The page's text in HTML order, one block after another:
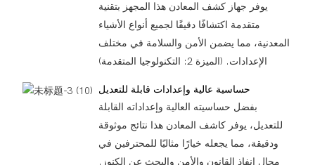
يوفر جهاز كشف المعادن هذا المجهز بتقنية
متقدمة اكتشافًا دقيقًا لجميع أنواع الأشياء
المعدنية، مما يضمن الأمن والسلامة في مختلف
الإعدادات. (الميزة 2: التكنولوجيا المتقدمة)
حساسية عالية وإعدادات قابلة للتعديل
بفضل حساسيته العالية وإعداداته القابلة
للتعديل، يوفر كاشف المعادن هذا نتائج موثوقة
ودقيقة، مما يجعله خيارًا مثاليًا للمحترفين في
مجال إنفاذ القانون والأمن والبحث عن الكنوز.